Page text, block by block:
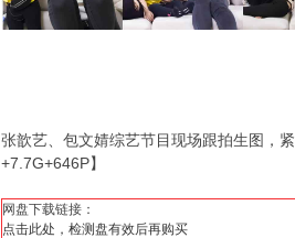
张歆艺、包文婧综艺节目现场跟拍生图，
+7.7G+646P】
网盘下载链接：
点击此处，检测盘有效后再购买